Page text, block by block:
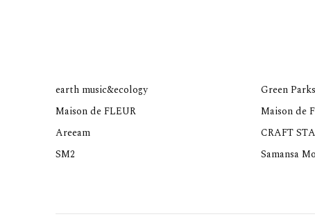
earth music&ecology Green Parks
Maison de FLEUR
Maison de
Areeam
CRAFT
SM2
Samansa